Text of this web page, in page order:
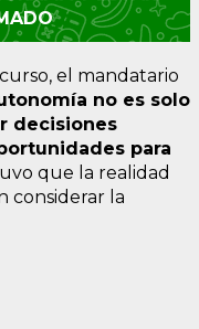
el mandatario
no es solo
decisiones
para
que la realidad
considerar la